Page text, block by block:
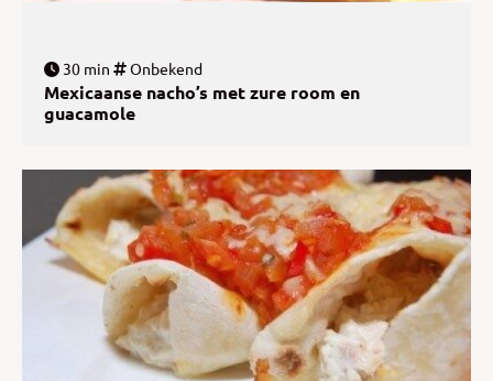
30 min Onbekend
Mexicaanse nacho’s met zure room en
guacamole